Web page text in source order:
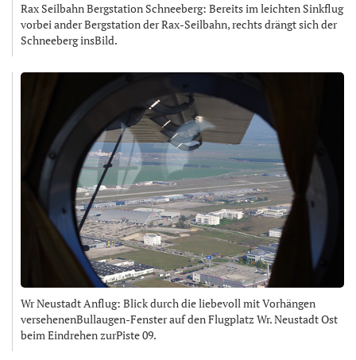
Rax Seilbahn Bergstation Schneeberg: Bereits im leichten Sinkflug
vorbei ander Bergstation der Rax-Seilbahn, rechts drängt sich der
Schneeberg insBild.
Wr Neustadt Anflug: Blick durch die liebevoll mit Vorhängen
versehenenBullaugen-Fenster auf den Flugplatz Wr. Neustadt Ost
beim Eindrehen zurPiste 09.